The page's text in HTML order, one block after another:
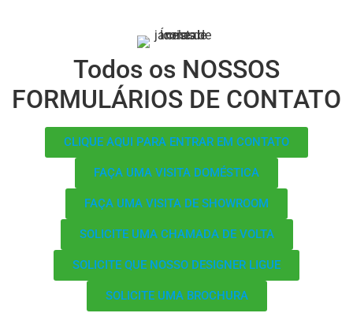
Todos os NOSSOS
FORMULÁRIOS DE CONTATO
CLIQUE AQUI PARA ENTRAR EM CONTATO
FAÇA UMA VISITA DOMÉSTICA
FAÇA UMA VISITA DE SHOWROOM
SOLICITE UMA CHAMADA DE VOLTA
SOLICITE QUE NOSSO DESIGNER LIGUE
SOLICITE UMA BROCHURA